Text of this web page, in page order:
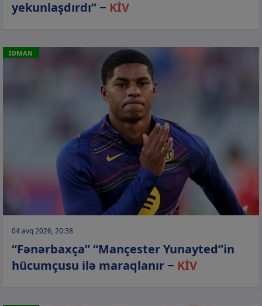
yekunlaşdırdı” − KİV
İDMAN
04 avq 2026, 20:38
“Fənərbaxça” “Mançester Yunayted”in
hücumçusu ilə maraqlanır − KİV